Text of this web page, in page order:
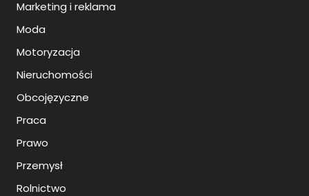
Marketing i reklama
Moda
Motoryzacja
Nieruchomości
Obcojęzyczne
Praca
Prawo
Przemysł
Rolnictwo